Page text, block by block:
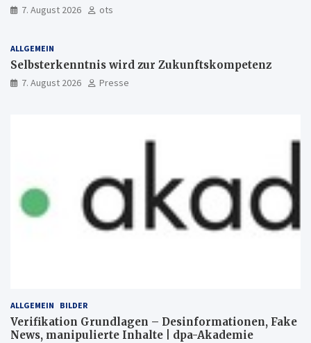
7. August 2026 ots
ALLGEMEIN
Selbsterkenntnis wird zur Zukunftskompetenz
7. August 2026 Presse
ALLGEMEIN BILDER
Verifikation Grundlagen – Desinformationen, Fake
News, manipulierte Inhalte | dpa-Akademie